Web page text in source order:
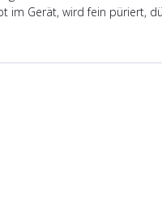
im Gerät, wird fein püriert,